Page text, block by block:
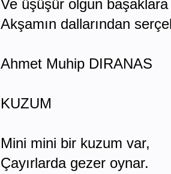
Ve üşüşür olgun başaklara
Akşamın dallarından
Ahmet Muhip DIRANAS
KUZUM
Mini mini bir kuzum var,
Çayırlarda gezer oynar.